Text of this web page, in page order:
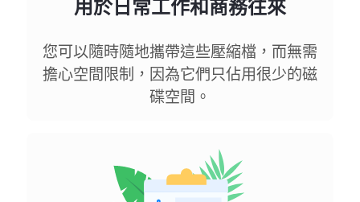
用於日常工作和商務往來
您可以隨時隨地攜帶這些壓縮檔，而無需
擔心空間限制，因為它們只佔用很少的磁
碟空間。